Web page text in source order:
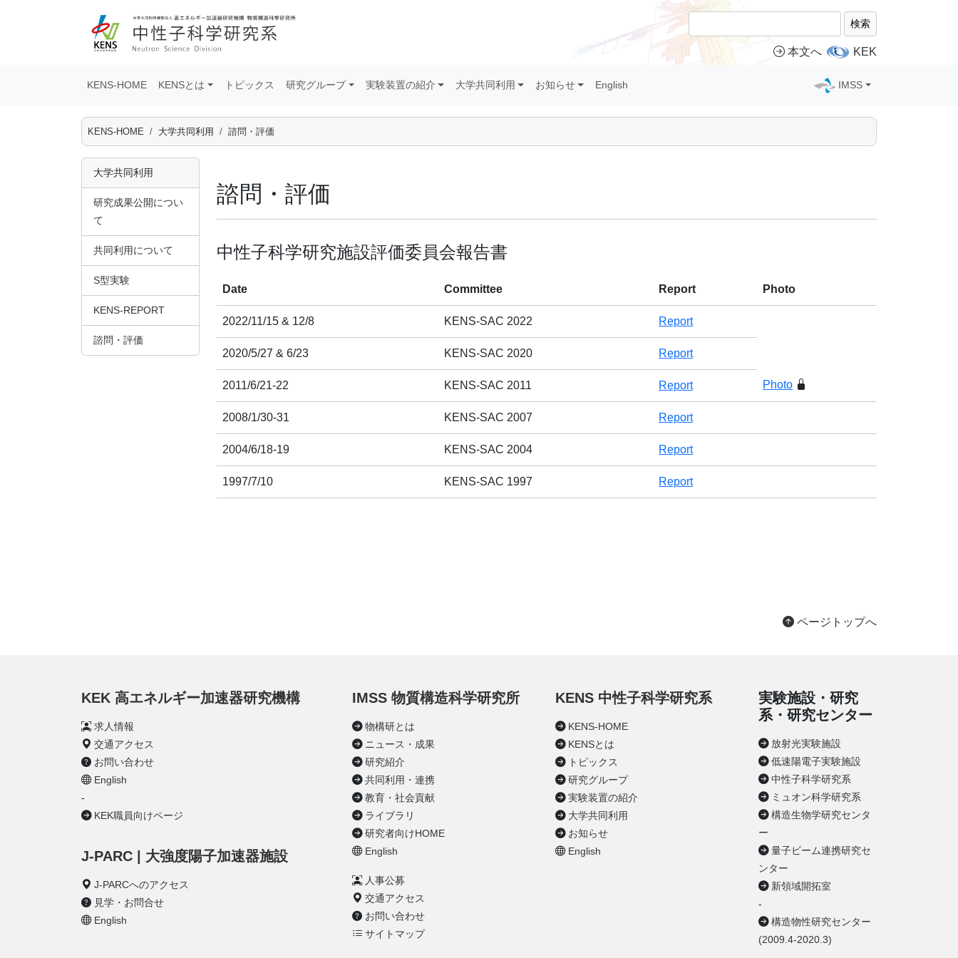
検索
本文へ KEK
KENS-HOME KENSとは トピックス 研究グループ 実験装置の紹介 大学共同利用 お知らせ English IMSS
KENS-HOME 大学共同利用 諮問・評価
大学共同利用
研究成果公開につい
て
共同利用について
S型実験
KENS-REPORT
諮問・評価
諮問・評価
中性子科学研究施設評価委員会報告書
Date Committee Report Photo
2022/11/15 & 12/8 KENS-SAC 2022 Report
2020/5/27 & 6/23 KENS-SAC 2020 Report
2011/6/21-22 KENS-SAC 2011 Report Photo
2008/1/30-31 KENS-SAC 2007 Report
2004/6/18-19 KENS-SAC 2004 Report
1997/7/10 KENS-SAC 1997 Report
ページトップへ
KEK 高エネルギー加速器研究機構
求人情報
交通アクセス
お問い合わせ
English
-
KEK職員向けページ
J-PARC | 大強度陽子加速器施設
J-PARCへのアクセス
見学・お問合せ
English
IMSS 物質構造科学研究所
物構研とは
ニュース・成果
研究紹介
共同利用・連携
教育・社会貢献
ライブラリ
研究者向けHOME
English
人事公募
交通アクセス
お問い合わせ
サイトマップ
KENS 中性子科学研究系
KENS-HOME
KENSとは
トピックス
研究グループ
実験装置の紹介
大学共同利用
お知らせ
English
実験施設・研究
系・研究センター
放射光実験施設
低速陽電子実験施設
中性子科学研究系
ミュオン科学研究系
構造生物学研究センタ
ー
量子ビーム連携研究セ
ンター
新領域開拓室
-
構造物性研究センター
(2009.4-2020.3)